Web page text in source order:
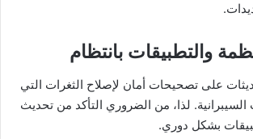
على تصحيحات أمان لإصلاح الثغرات التي
السيبرانية. لذا، من الضروري التأكد من تحديث
بشكل دوري.